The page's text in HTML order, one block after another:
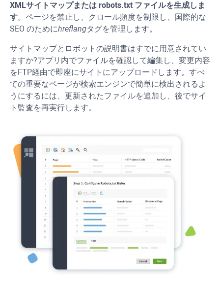
XMLサイトマップまたは robots.txt ファイルを生成しま
す。ページを禁止し、クロール頻度を制限し、国際的な
SEO のためにhreflangタグを管理します。
サイトマップとロボットの説明書はすでに用意されてい
ますか?アプリ内でファイルを確認して編集し、変更内容
をFTP経由で即座にサイトにアップロードします。すべ
ての重要なページが検索エンジンで簡単に検出されるよ
うにするには、更新されたファイルを追加し、後でサイ
ト監査を再実行します。